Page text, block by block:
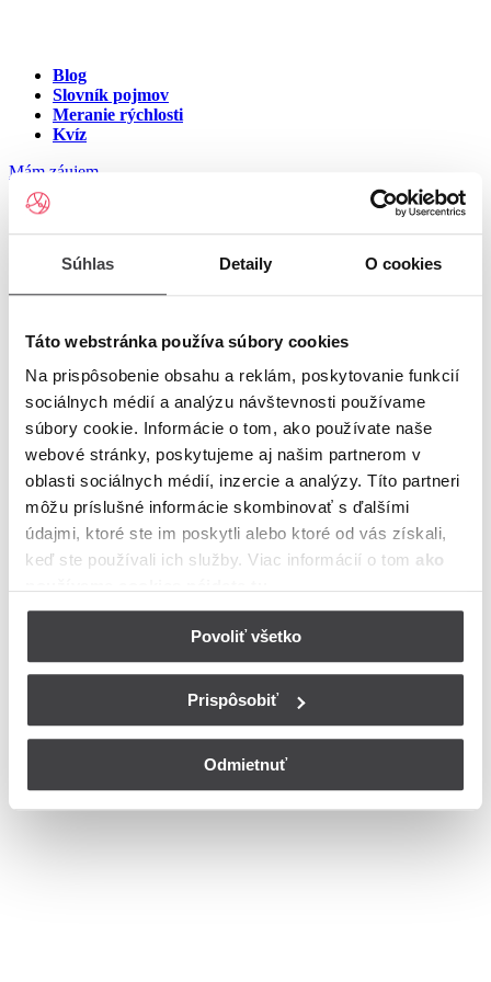
Súhlas Detaily O cookies
Táto webstránka používa súbory cookies
Na prispôsobenie obsahu a reklám, poskytovanie funkcií
sociálnych médií a analýzu návštevnosti používame
súbory cookie. Informácie o tom, ako používate naše
webové stránky, poskytujeme aj našim partnerom v
oblasti sociálnych médií, inzercie a analýzy. Títo partneri
môžu príslušné informácie skombinovať s ďalšími
údajmi, ktoré ste im poskytli alebo ktoré od vás získali,
keď ste používali ich služby. Viac informácií o tom ako
Povoliť všetko
Prispôsobiť
Odmietnuť
Blog
Slovník pojmov
Meranie rýchlosti
Kvíz
Mám záujem
Internet na ulici Mateja Bela,
Komárno
Zadajte číslo vchodu pre zobrazenie ponuky internetu v meste
Zadajte číslo domu/vchodupre zobrazenie ponuky internetu v
lokalite Komárno
Zoznam čísiel domov/vchodov na ulici Mateja Bela v
meste Komárno
Bohužiaľ, nedisponujeme zoznamom dostupných čísiel vchodov na
ulici Mateja Bela v meste Komárno.
© Copyright 2026 Nastavenia cookies